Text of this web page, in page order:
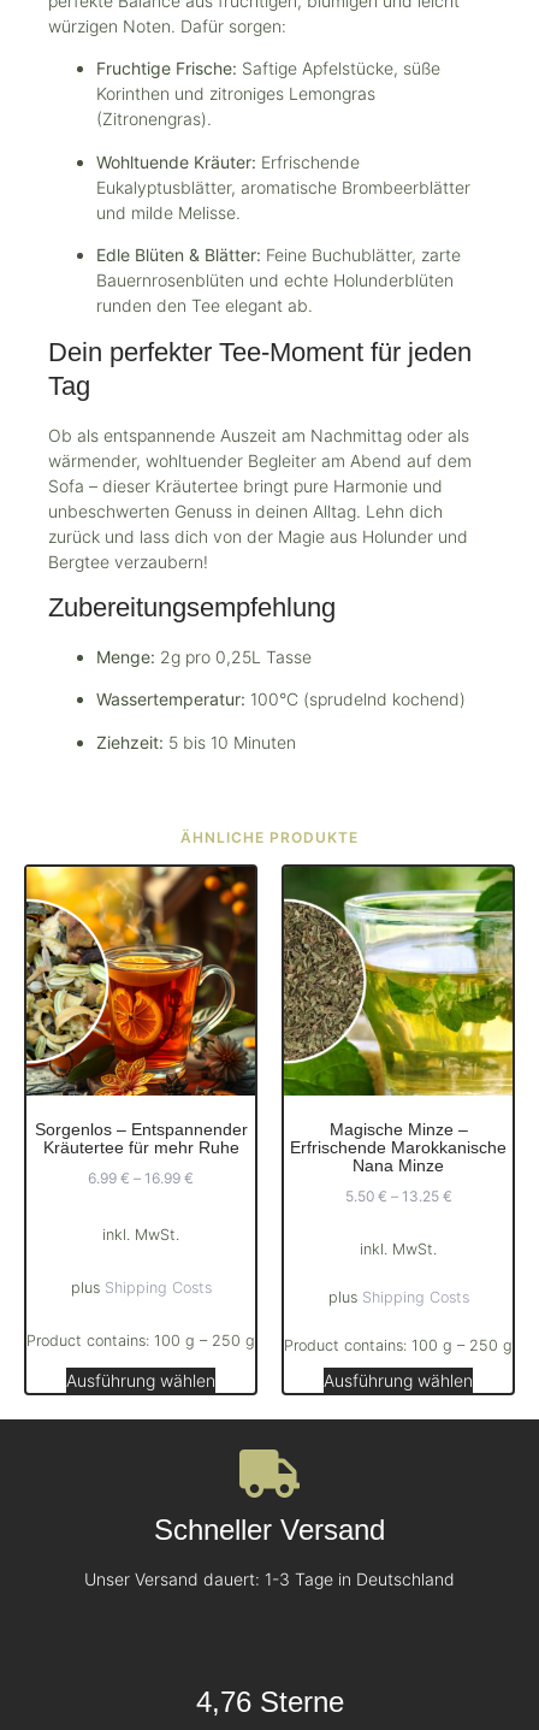
würzigen Noten. Dafür sorgen:
Fruchtige Frische: Saftige Apfelstücke, süße
Korinthen und zitroniges Lemongras
(Zitronengras).
Wohltuende Kräuter: Erfrischende
Eukalyptusblätter, aromatische Brombeerblätter
und milde Melisse.
Edle Blüten & Blätter: Feine Buchublätter, zarte
Bauernrosenblüten und echte Holunderblüten
runden den Tee elegant ab.
Dein perfekter Tee-Moment für jeden
Tag
Ob als entspannende Auszeit am Nachmittag oder als
wärmender, wohltuender Begleiter am Abend auf dem
Sofa – dieser Kräutertee bringt pure Harmonie und
unbeschwerten Genuss in deinen Alltag. Lehn dich
zurück und lass dich von der Magie aus Holunder und
Bergtee verzaubern!
Zubereitungsempfehlung
Menge: 2g pro 0,25L Tasse
Wassertemperatur: 100°C (sprudelnd kochend)
Ziehzeit: 5 bis 10 Minuten
ÄHNLICHE PRODUKTE
Sorgenlos – Entspannender
Kräutertee für mehr Ruhe
6.99 € – 16.99 €
inkl. MwSt.
plus Shipping Costs
Product contains: 100 g – 250 g
Ausführung wählen
Magische Minze –
Erfrischende Marokkanische
Nana Minze
5.50 € – 13.25 €
inkl. MwSt.
plus Shipping Costs
Product contains: 100 g – 250 g
Ausführung wählen
Schneller Versand
Unser Versand dauert: 1-3 Tage in Deutschland
4,76 Sterne